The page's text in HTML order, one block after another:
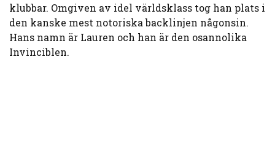
klubbar. Omgiven av idel världsklass tog han plats i
den kanske mest notoriska backlinjen någonsin.
Hans namn är Lauren och han är den osannolika
Invinciblen.